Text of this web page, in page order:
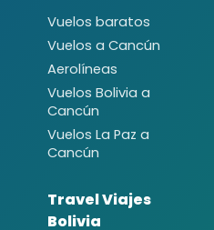
Vuelos baratos
Vuelos a Cancún
Aerolíneas
Vuelos Bolivia a
Cancún
Vuelos La Paz a
Cancún
Travel Viajes
Bolivia